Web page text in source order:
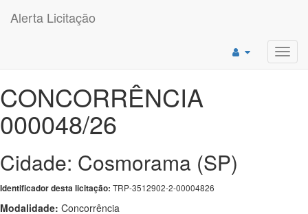
Alerta Licitação
CONCORRÊNCIA
000048/26
Cidade: Cosmorama (SP)
Identificador desta licitação: TRP-3512902-2-00004826
Modalidade: Concorrência